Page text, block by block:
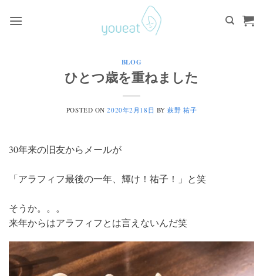
BLOG
ひとつ歳を重ねました
POSTED ON2020年2月18日 BY萩野 祐子
30年来の旧友からメールが
「アラフィフ最後の一年、輝け！祐子！」と笑
そうか。。。
来年からはアラフィフとは言えないんだ笑